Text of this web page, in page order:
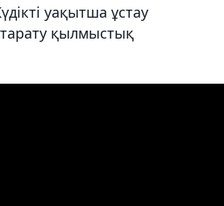
уақытша ұстау
қылмыстық